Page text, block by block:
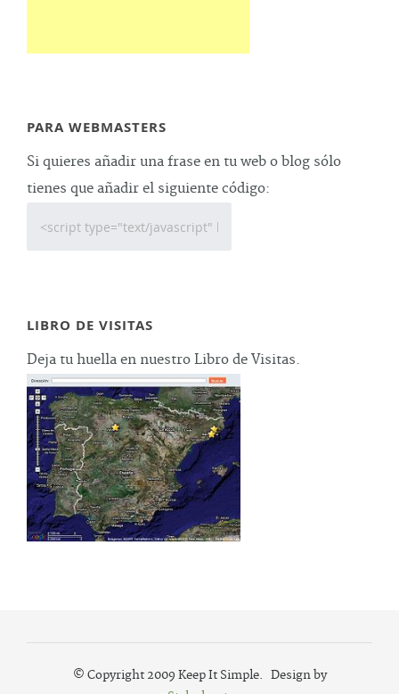
PARA WEBMASTERS
Si quieres añadir una frase en tu web o blog sólo
tienes que añadir el siguiente código:
LIBRO DE VISITAS
Deja tu huella en nuestro Libro de Visitas.
© Copyright 2009 Keep It Simple. Design by